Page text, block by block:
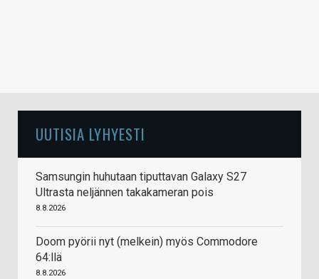
UUTISIA LYHYESTI
Samsungin huhutaan tiputtavan Galaxy S27
Ultrasta neljännen takakameran pois
8.8.2026
Doom pyörii nyt (melkein) myös Commodore
64:llä
8.8.2026